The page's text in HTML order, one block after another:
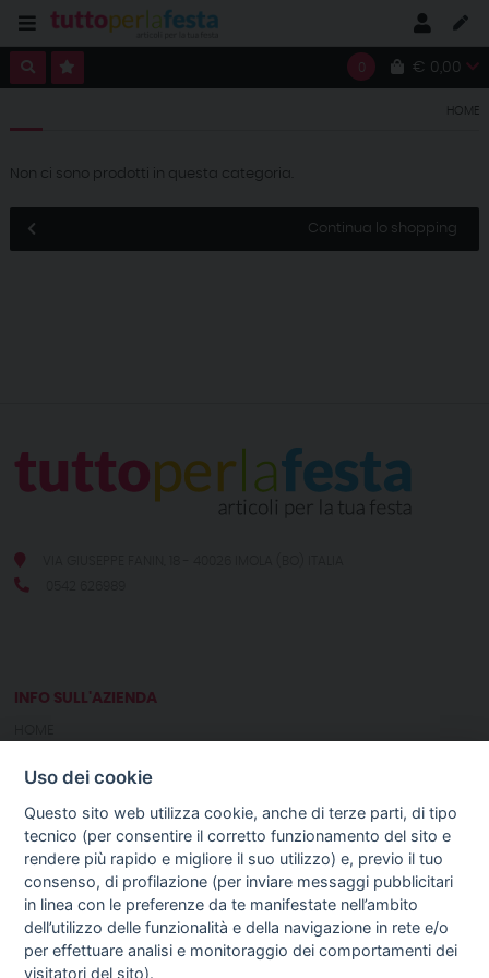
0 € 0,00
HOME
Non ci sono prodotti in questa categoria.
Continua lo shopping
INFO SULL'AZIENDA
NOTIZIE
GUIDA AGLI ACQUISTI
PROCEDURA DI ACQUISTO
DIRITTO DI RECESSO
SPEDIZIONI E COSTI
Uso dei cookie
Questo sito web utilizza cookie, anche di terze parti, di tipo
tecnico (per consentire il corretto funzionamento del sito e
rendere più rapido e migliore il suo utilizzo) e, previo il tuo
consenso, di profilazione (per inviare messaggi pubblicitari
in linea con le preferenze da te manifestate nell’ambito
dell’utilizzo delle funzionalità e della navigazione in rete e/o
per effettuare analisi e monitoraggio dei comportamenti dei
visitatori del sito).